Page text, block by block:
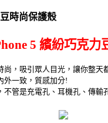
時尚保護殼
5 繽紛巧克力
，吸引眾人目光，讓你整天
外一致，質感加分!
管是充電孔、耳機孔、傳輸